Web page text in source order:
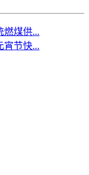
燃煤供...
宵节快...